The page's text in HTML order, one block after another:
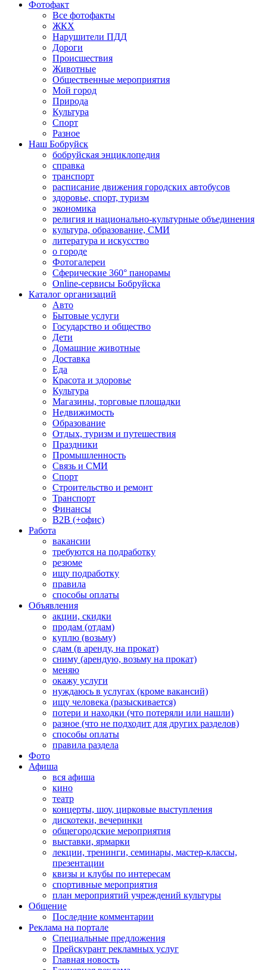
Фотофакт
Все фотофакты
ЖКХ
Нарушители ПДД
Дороги
Происшествия
Животные
Общественные мероприятия
Мой город
Природа
Культура
Спорт
Разное
Наш Бобруйск
бобруйская энциклопедия
справка
транспорт
расписание движения городских автобусов
здоровье, спорт, туризм
экономика
религия и национально-культурные объединения
культура, образование, СМИ
литература и искусство
о городе
Фотогалереи
Сферические 360° панорамы
Online-сервисы Бобруйска
Каталог организаций
Авто
Бытовые услуги
Государство и общество
Дети
Домашние животные
Доставка
Еда
Красота и здоровье
Культура
Магазины, торговые площадки
Недвижимость
Образование
Отдых, туризм и путешествия
Праздники
Промышленность
Связь и СМИ
Спорт
Строительство и ремонт
Транспорт
Финансы
B2B (+офис)
Работа
вакансии
требуются на подработку
резюме
ищу подработку
правила
способы оплаты
Объявления
акции, скидки
продам (отдам)
куплю (возьму)
сдам (в аренду, на прокат)
сниму (арендую, возьму на прокат)
меняю
окажу услуги
нуждаюсь в услугах (кроме вакансий)
ищу человека (разыскивается)
потери и находки (что потеряли или нашли)
разное (что не подходит для других разделов)
способы оплаты
правила раздела
Фото
Афиша
вся афиша
кино
театр
концерты, шоу, цирковые выступления
дискотеки, вечеринки
общегородские мероприятия
выставки, ярмарки
лекции, тренинги, семинары, мастер-классы,
презентации
квизы и клубы по интересам
спортивные мероприятия
план мероприятий учреждений культуры
Общение
Последние комментарии
Реклама на портале
Специальные предложения
Прейскурант рекламных услуг
Главная новость